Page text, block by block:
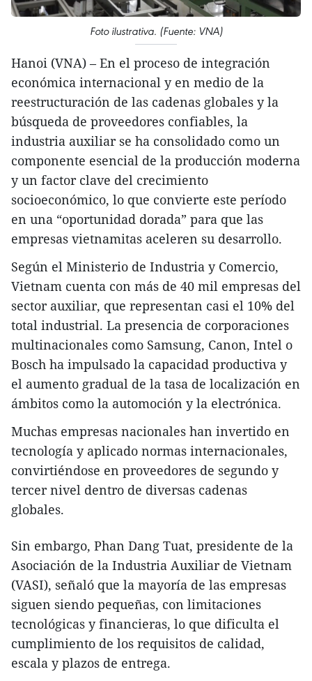
Foto ilustrativa. (Fuente: VNA)
Hanoi (VNA) – En el proceso de integración
económica internacional y en medio de la
reestructuración de las cadenas globales y la
búsqueda de proveedores confiables, la
industria auxiliar se ha consolidado como un
componente esencial de la producción moderna
y un factor clave del crecimiento
socioeconómico, lo que convierte este período
en una “oportunidad dorada” para que las
empresas vietnamitas aceleren su desarrollo.
Según el Ministerio de Industria y Comercio,
Vietnam cuenta con más de 40 mil empresas del
sector auxiliar, que representan casi el 10% del
total industrial. La presencia de corporaciones
multinacionales como Samsung, Canon, Intel o
Bosch ha impulsado la capacidad productiva y
el aumento gradual de la tasa de localización en
ámbitos como la automoción y la electrónica.
Muchas empresas nacionales han invertido en
tecnología y aplicado normas internacionales,
convirtiéndose en proveedores de segundo y
tercer nivel dentro de diversas cadenas
globales.
Sin embargo, Phan Dang Tuat, presidente de la
Asociación de la Industria Auxiliar de Vietnam
(VASI), señaló que la mayoría de las empresas
siguen siendo pequeñas, con limitaciones
tecnológicas y financieras, lo que dificulta el
cumplimiento de los requisitos de calidad,
escala y plazos de entrega.